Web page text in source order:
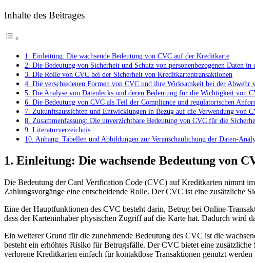
und
Schutz
von
personenbezogenen
Daten
Inhalte des Beitrages
1. Einleitung:⁣ Die wachsende Bedeutung​ von CVC auf der ​Kreditkarte
2. Die Bedeutung‌ von Sicherheit ​und⁢ Schutz von personenbezogenen Daten in
3. Die ⁣Rolle von CVC bei der Sicherheit von Kreditkartentransaktionen
4. Die​ verschiedenen Formen von‍ CVC und ihre Wirksamkeit⁤ bei der Abwehr
5. Die ⁤Analyse von Datenlecks und⁣ deren Bedeutung​ für die Wichtigkeit von
6. ‍Die Bedeutung von CVC als Teil der Compliance⁤ und regulatorischen
7. Zukunftsaussichten‌ und Entwicklungen in Bezug auf die Verwendung von
8. Zusammenfassung: ‌Die unverzichtbare‌ Bedeutung ⁣von CVC⁤ für die
9. Literaturverzeichnis
10. Anhang: Tabellen⁢ und Abbildungen zur Veranschaulichung der Daten-
1. Einleitung:⁣ Die wachsende Bedeutung​ von
Die Bedeutung der⁤ Card ‍Verification Code (CVC) ⁤auf Kreditkarten nimmt
Zahlungsvorgänge eine entscheidende Rolle. ‍Der CVC ​ist eine ⁢zusätzliche
Eine der Hauptfunktionen des CVC besteht darin, Betrug bei Online-
dass der⁣ Karteninhaber physischen Zugriff auf die⁢ Karte hat. Dadurch⁣ wird
Ein weiterer Grund für die ‍zunehmende ⁢Bedeutung des CVC ist die
besteht ‌ein erhöhtes Risiko ​für ​Betrugsfälle. Der ‍CVC bietet eine
verlorene Kreditkarten einfach für kontaktlose Transaktionen genutzt werden